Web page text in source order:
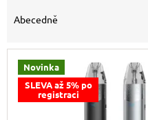
Abecedně
Novinka
SLEVA až 5% po
registraci